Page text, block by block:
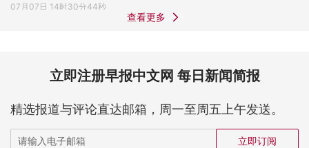
07月07日 14时30分44秒
查看更多
立即注册早报中文网 每日新闻简报
精选报道与评论直达邮箱，周一至周五上午发送。
立即订阅